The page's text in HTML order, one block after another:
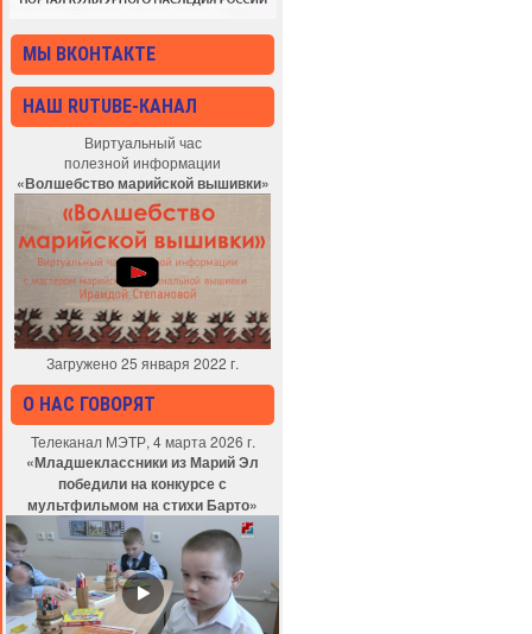
МЫ ВКОНТАКТЕ
НАШ RUTUBE-КАНАЛ
Виртуальный час
полезной информации
«Волшебство марийской вышивки»
Загружено 25 января 2022 г.
О НАС ГОВОРЯТ
Телеканал МЭТР, 4 марта 2026 г.
«Младшеклассники из Марий Эл
победили на конкурсе с
мультфильмом на стихи Барто»